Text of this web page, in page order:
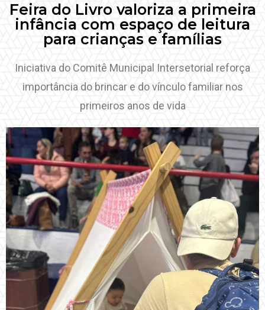
Feira do Livro valoriza a primeira
infância com espaço de leitura
para crianças e famílias
Iniciativa do Comitê Municipal Intersetorial reforça
importância do brincar e do vínculo familiar nos
primeiros anos de vida